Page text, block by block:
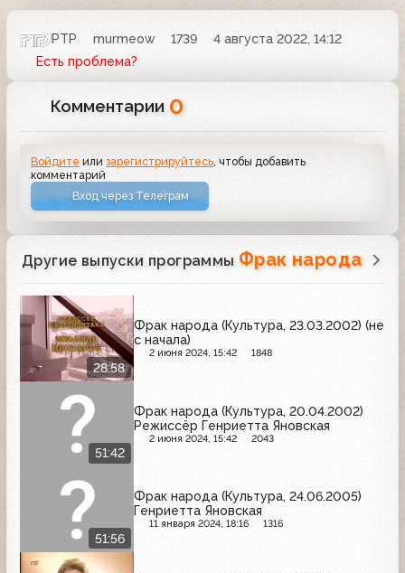
РТР murmeow 1739
4 августа 2022, 14:12
Есть проблема?
Комментарии 0
Войдите илизарегистрируйтесь , чтобы добавить
комментарий
Вход через Телеграм
Другие выпуски программы Фрак народа
28:58
Фрак народа (Культура, 23.03.2002) (не
с начала)
2 июня 2024, 15:42 1848
51:42
Фрак народа (Культура, 20.04.2002)
Режиссёр Генриетта Яновская
2 июня 2024, 15:42 2043
51:56
Фрак народа (Культура, 24.06.2005)
Генриетта Яновская
11 января 2024, 18:16 1316